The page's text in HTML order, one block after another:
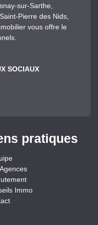
sur-Sarthe,
Pierre des Nids,
vous offre le
SOCIAUX
pratiques
Immo